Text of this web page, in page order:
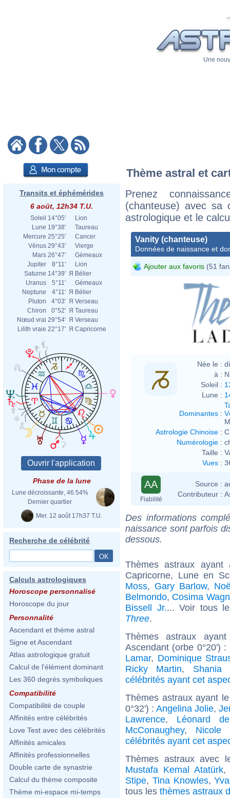
Une
Transits et éphémérides
6 août, 12h34 T.U.
Soleil 14°05'
Lion
Lune 19°38'
Taureau
Mercure 25°25'
Cancer
Vénus 29°43'
Vierge
Mars 26°47'
Gémeaux
Jupiter
8°11'
Lion
Saturne 14°39' Я Bélier
Uranus
5°11'
Gémeaux
Neptune
4°11' Я Bélier
Pluton
4°03' Я Verseau
Chiron
0°52' Я Taureau
Nœud vrai 29°54' Я Verseau
Lilith vraie 22°17' Я Capricorne
Phase de la lune
Lune décroissante, 46.54%
Dernier quartier
Mer. 12 août 17h37 T.U.
Recherche de célébrité
Calculs astrologiques
Horoscope personnalisé
Horoscope du jour
Personnalité
Ascendant et thème astral
Signe et Ascendant
Atlas astrologique gratuit
Calcul de l'élément dominant
Les 360 degrés symboliques
Compatibilité
Compatibilité de couple
Affinités entre célébrités
Love Test avec des célébrités
Affinités amicales
Affinités professionnelles
Double carte de synastrie
Calcul du thème composite
Thème mi-espace mi-temps
Thème astral et
Prenez
(chanteuse) avec sa
astrologique et le
Vanity (chanteuse)
Données de naissance et
Ajouter aux favoris (51
Née le :
à :
Soleil :
Lune :
Dominantes :
Astrologie Chinoise :
Numérologie :
Taille :
Vues :
AA
Fiabilité
Source :
Contributeur :
Des informations
naissance sont parfois
dessous.
Thèmes astraux
Capricorne, Lune en
Moss, Gary Barlow,
Belmondo, Cosima
Bissell Jr.... Voir tous
Three.
Thèmes astraux
Ascendant (orbe 0°20') :
Lamar, Dominique
Ricky Martin, Shania
célébrités ayant cet
Thèmes astraux ayant
0°32') : Angelina Jolie,
Lawrence, Léonard
McConaughey, Nicole
célébrités ayant cet
Thèmes astraux avec
Mustafa Kemal Atatürk
Stipe, Tina Knowles,
tous les thèmes astraux